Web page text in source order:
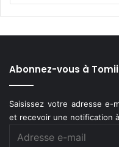
Abonnez-vous à
Saisissez votre adresse e-
et recevoir une notification